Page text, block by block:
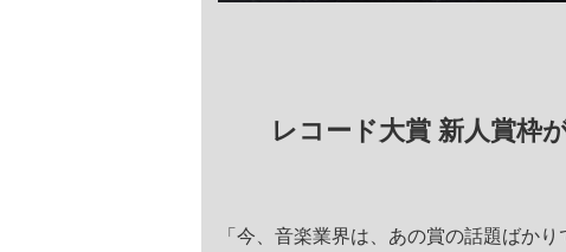
レコード大賞 新人賞枠
「今、音楽業界は、あの賞の話題ばかり